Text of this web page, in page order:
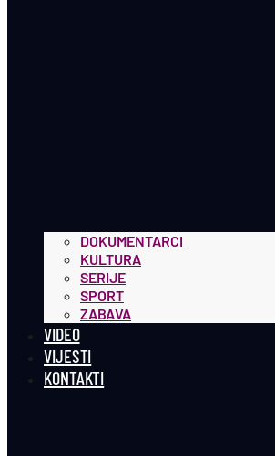
DOKUMENTARCI
KULTURA
SERIJE
SPORT
ZABAVA
VIDEO
VIJESTI
KONTAKTI